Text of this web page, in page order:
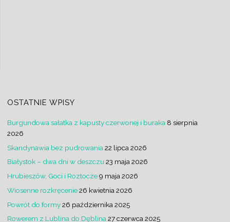
OSTATNIE WPISY
Burgundowa sałatka z kapusty czerwonej i buraka 8 sierpnia
2026
Skandynawia bez pudrowania 22 lipca 2026
Białystok – dwa dni w deszczu23 maja 2026
Hrubieszów, Goci i Roztocze9 maja 2026
Wiosenne rozkręcenie26 kwietnia 2026
Powrót do formy26 października 2025
Rowerem z Lublina do Dęblina27 czerwca 2025